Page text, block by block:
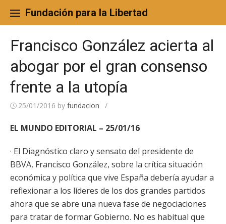
content
Fundación para la Libertad
Francisco González acierta al
abogar por el gran consenso
frente a la utopía
25/01/2016 by fundacion /
EL MUNDO EDITORIAL – 25/01/16
· El Diagnóstico claro y sensato del presidente de
BBVA, Francisco González, sobre la crítica situación
económica y política que vive España debería ayudar a
reflexionar a los líderes de los dos grandes partidos
ahora que se abre una nueva fase de negociaciones
para tratar de formar Gobierno. No es habitual que